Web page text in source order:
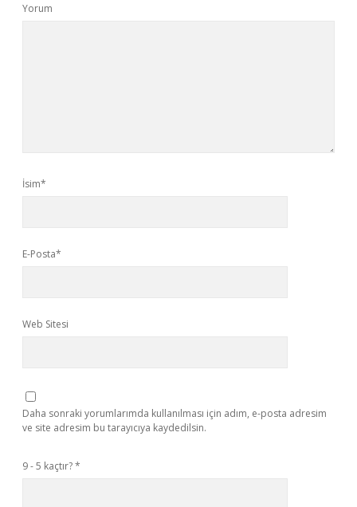
Yorum
İsim*
E-Posta*
Web Sitesi
Daha sonraki yorumlarımda kullanılması için adım, e-posta adresim
ve site adresim bu tarayıcıya kaydedilsin.
9 - 5 kaçtır?*